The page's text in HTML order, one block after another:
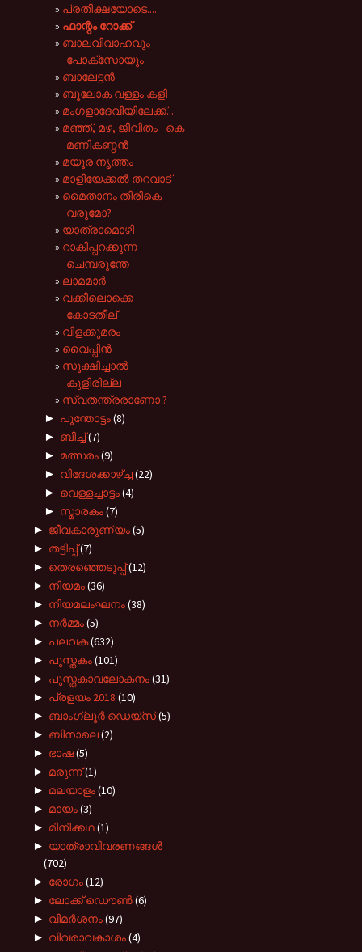
പ്രതീക്ഷയോടെ....
ഫാന്റം റോക്ക്
ബാലവിവാഹവും
പോക്സോയും
ബാലേട്ടൻ
ബൂലോക വള്ളം കളി
മംഗളാദേവിയിലേക്ക്...
മഞ്ഞ്, മഴ, ജീവിതം - കെ
മണികണ്ഠൻ
മയൂര നൃത്തം
മാളിയേക്കല്‍ തറവാട്
മൈതാനം തിരികെ
വരുമോ?
യാത്രാമൊഴി
റാകിപ്പറക്കുന്ന
ചെമ്പരുന്തേ
ലാമമാര്‍
വക്കീലൊക്കെ
കോടതീല്
വിളക്കുമരം
വൈപ്പിന്‍
സൂക്ഷിച്ചാല്‍
കുളിരില്ല
സ്വതന്ത്രരാണോ ?
► പൂന്തോട്ടം(8)
► ബീച്ച്(7)
► മത്സരം(9)
► വിദേശക്കാഴ്ച്ച(22)
► വെള്ളച്ചാട്ടം(4)
► സ്മാരകം(7)
► ജീവകാരുണ്യം(5)
► തട്ടിപ്പ്(7)
► തെരഞ്ഞെടുപ്പ്(12)
► നിയമം(36)
► നിയമലംഘനം(38)
► നർമ്മം(5)
► പലവക(632)
► പുസ്തകം(101)
► പുസ്തകാവലോകനം(31)
► പ്രളയം 2018 (10)
► ബാംഗ്ലൂർ ഡെയ്സ്(5)
► ബിനാലെ(2)
► ഭാഷ(5)
► മരുന്ന്(1)
► മലയാളം(10)
► മായം(3)
► മിനിക്കഥ(1)
► യാത്രാവിവരണങ്ങൾ
(702)
► രോഗം(12)
► ലോക്ക് ഡൌൺ(6)
► വിമർശനം(97)
► വിവരാവകാശം(4)